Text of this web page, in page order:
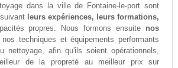
dans la ville de Fontaine-le-port sont
leurs expériences, leurs formations,
propres. Nous formons ensuite nos
techniques et équipements performants
nettoyage, afin qu'ils soient opérationnels,
de la propreté au meilleur prix sur